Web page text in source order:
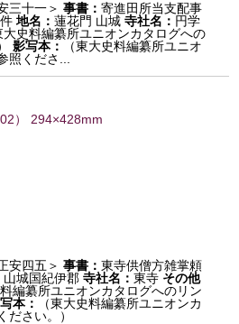
三十一＞ 事書：寄進田所当支配事
地名：蓮花門 山城 寺社名： 円学
大史料編纂所ユニオンカタログへの
影写本：
（東大史料編纂所ユニオ
照くださ...
） 294×428mm
安四五＞ 事書：東寺供僧方雑掌頼
山城国紀伊郡 寺社名：東寺 その他
料編纂所ユニオンカタログへのリン
本：
（東大史料編纂所ユニオンカ
ださい。）